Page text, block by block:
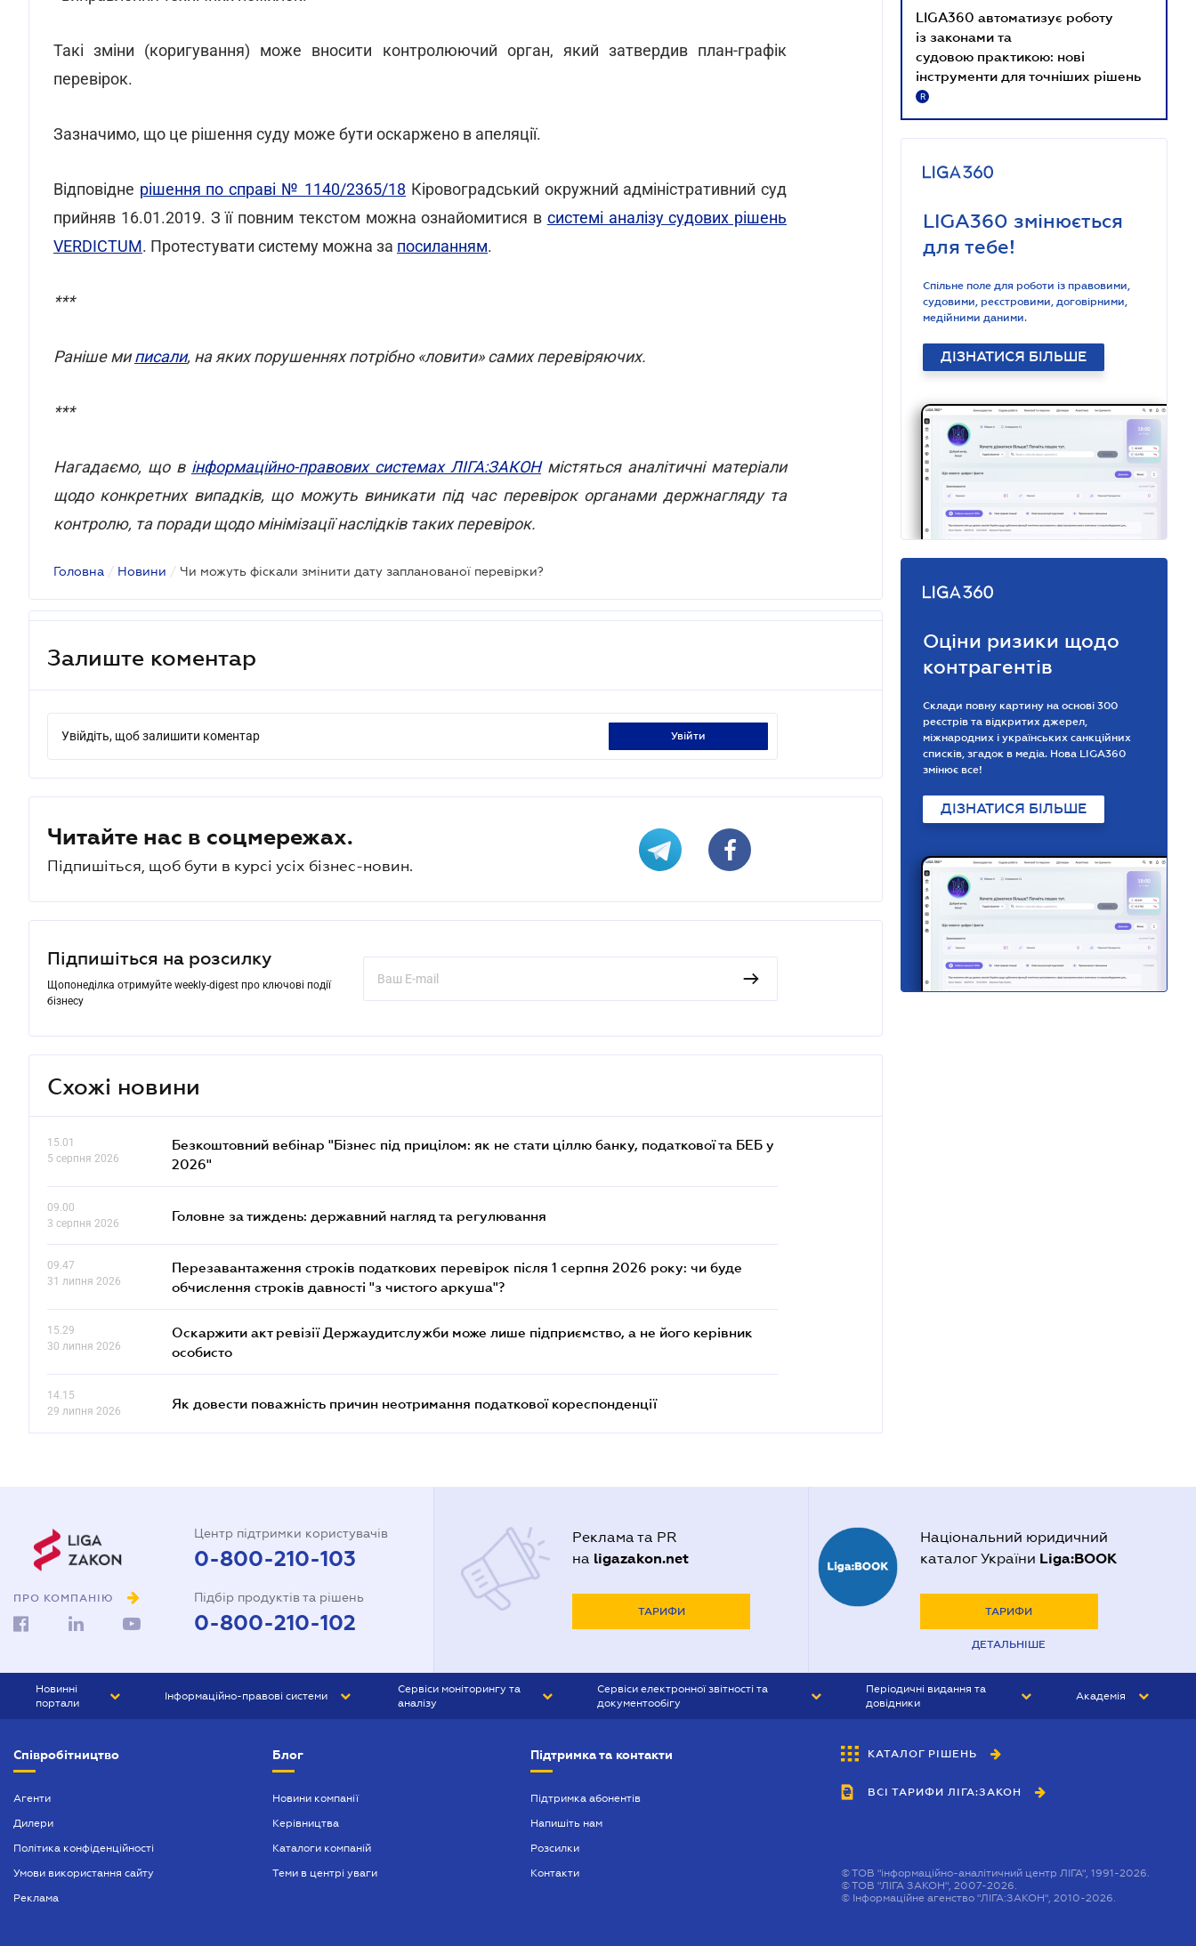
Такі зміни (коригування) може вносити контролюючий орган, який затвердив план-графік
перевірок.
Зазначимо, що це рішення суду може бути оскаржено в апеляції.
Відповідне рішення по справі № 1140/2365/18 Кіровоградський окружний адміністративний суд
прийняв 16.01.2019. З її повним текстом можна ознайомитися в системі аналізу судових рішень
VERDICTUM. Протестувати систему можна за посиланням.
***
Раніше миписали, на яких порушеннях потрібно «ловити» самих перевіряючих.
***
Нагадаємо, що в інформаційно-правових системах ЛІГА:ЗАКОН містяться аналітичні матеріали
щодо конкретних випадків, що можуть виникати під час перевірок органами держнагляду та
контролю, та поради щодо мінімізації наслідків таких перевірок.
Головна / Новини / Чи можуть фіскали змінити дату запланованої перевірки?
Залиште коментар
Увійдіть, щоб залишити коментар увійти
Читайте нас в соцмережах.
Підпишіться, щоб бути в курсі усіх бізнес-новин.
Підпишіться на розсилку
Щопонеділка отримуйте weekly-digest про ключові події
бізнесу
Схожі новини
15.01
5 серпня 2026
Безкоштовний вебінар "Бізнес під прицілом: як не стати ціллю банку, податкової та БЕБ у
2026"
09.00
3 серпня 2026
Головне за тиждень: державний нагляд та регулювання
09.47
31 липня 2026
Перезавантаження строків податкових перевірок після 1 серпня 2026 року: чи буде
обчислення строків давності "з чистого аркуша"?
15.29
30 липня 2026
Оскаржити акт ревізії Держаудитслужби може лише підприємство, а не його керівник
особисто
14.15
29 липня 2026
Як довести поважність причин неотримання податкової кореспонденції
LIGA360 автоматизує роботу
із законами та
судовою практикою: нові
інструменти для точніших рішень
R
LIGA360 змінюється
для тебе!
Спільне поле для роботи із правовими,
судовими, реєстровими, договірними,
медійними даними.
ДІЗНАТИСЯ БІЛЬШЕ
Оціни ризики щодо
контрагентів
Склади повну картину на основі 300
реєстрів та відкритих джерел,
міжнародних і українських санкційних
списків, згадок в медіа. Нова LIGA360
змінює все!
ДІЗНАТИСЯ БІЛЬШЕ
ПРО КОМПАНІЮ
Центр підтримки користувачів
0-800-210-103
Підбір продуктів та рішень
0-800-210-102
Реклама та PR
на ligazakon.net
ТАРИФИ
Національний юридичний
каталог України Liga:BOOK
ТАРИФИ
ДЕТАЛЬНІШЕ
Новинні
портали
БІЗНЕС
Інформаційно-правові системи
БУХГАЛТЕР ПРОФ
Сервіси моніторингу та
аналізу
Сервіси електронної звітності та
документообігу
Періодичні видання та
довідники
БУХГАЛТЕР&ЗАКОН
ВІСНИК МСФЗ
Академія
Співробітництво
Агенти
Дилери
Політика конфіденційності
Умови використання сайту
Реклама
Блог
Новини компанії
Керівництва
Каталоги компаній
Теми в центрі уваги
Підтримка та контакти
Підтримка абонентів
Напишіть нам
Розсилки
Контакти
КАТАЛОГ РІШЕНЬ
ВСІ ТАРИФИ ЛІГА:ЗАКОН
©ТОВ "інформаційно-аналітичний центр ЛІГА", 1991-2026.
©ТОВ "ЛІГА ЗАКОН", 2007-2026.
© Інформаційне агенство "ЛІГА:ЗАКОН", 2010-2026.